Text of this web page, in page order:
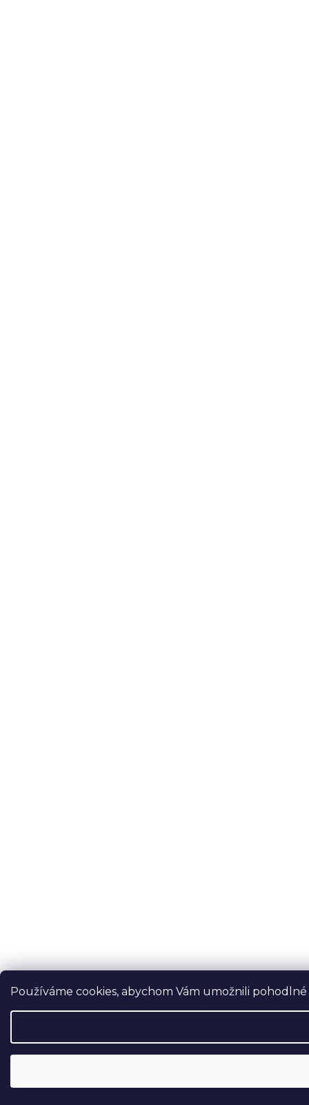
Používáme cookies, abychom Vám umožnili